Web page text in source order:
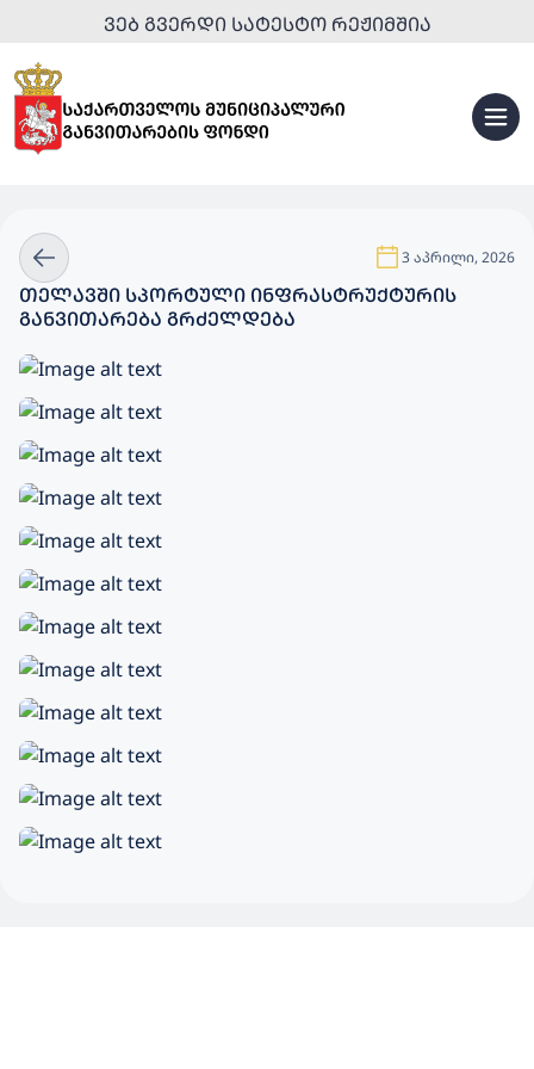
ᲕᲔᲑ ᲒᲕᲔᲠᲓᲘ ᲡᲐᲢᲔᲡᲢᲝ ᲠᲔᲟᲘᲛᲨᲘᲐ
3 აპრილი, 2026
ᲗᲔᲚᲐᲕᲨᲘ ᲡᲞᲝᲠᲢᲣᲚᲘ ᲘᲜᲤᲠᲐᲡᲢᲠᲣᲥᲢᲣᲠᲘᲡ
ᲒᲐᲜᲕᲘᲗᲐᲠᲔᲑᲐ ᲒᲠᲫᲔᲚᲓᲔᲑᲐ